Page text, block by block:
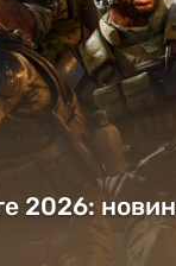
2026: